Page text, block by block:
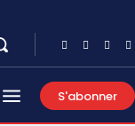
S'abonner